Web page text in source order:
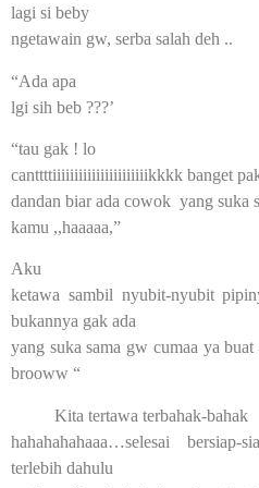
lagi si beby
ngetawain gw, serba salah deh ..
“Ada apa
lgi sih beb ???’
“tau gak ! lo
canttttiiiiiiiiiiiiiiiiiiiiiikkkk banget
dandan biar ada cowok yang suka
kamu ,,haaaaa,”
Aku
ketawa sambil nyubit-nyubit
bukannya gak ada
yang suka sama gw cumaa ya
brooww “
Kita tertawa terbahak-bahak
hahahahahaaa…selesai
terlebih dahulu